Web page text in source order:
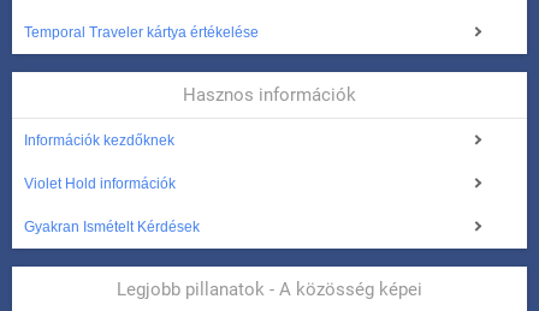
Temporal Traveler kártya értékelése
Hasznos információk
Információk kezdőknek
Violet Hold információk
Gyakran Ismételt Kérdések
Legjobb pillanatok - A közösség képei